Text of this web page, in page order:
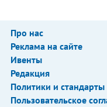
Про нас
Реклама на сайте
Ивенты
Редакция
Политики и стандарты
Пользовательское